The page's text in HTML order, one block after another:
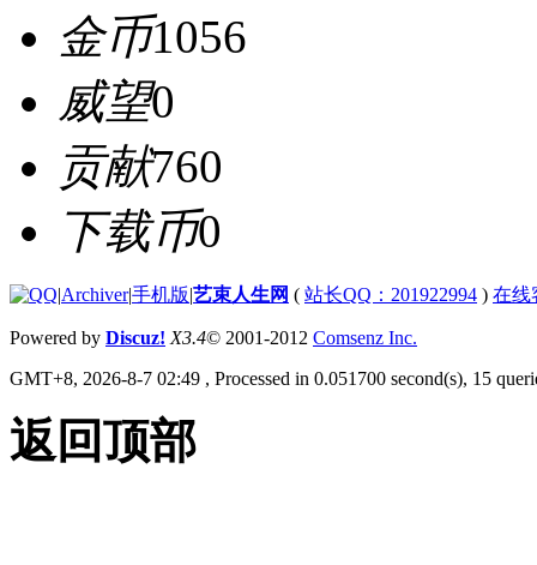
金币1056
威望0
贡献760
下载币0
|Archiver|手机版|艺束人生网 ( 站长QQ：201922994 ) 在线
Powered by Discuz! X3.4© 2001-2012 Comsenz Inc.
GMT+8, 2026-8-7 02:49 , Processed in 0.051700 second(s), 15
返回顶部